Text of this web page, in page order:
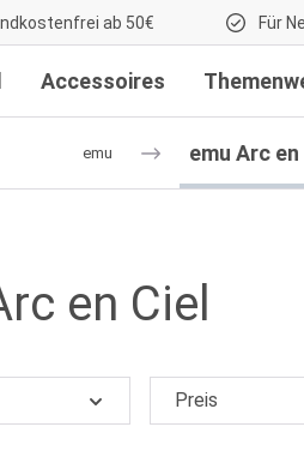
ab 50€ Für
Accessoires
emu emu Arc en
en Ciel
Preis